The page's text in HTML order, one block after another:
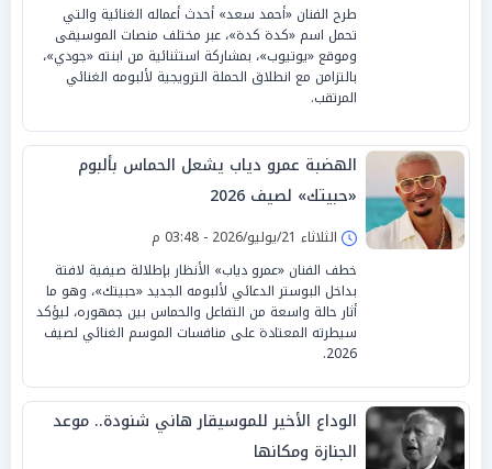
طرح الفنان «أحمد سعد» أحدث أعماله الغنائية والتي
تحمل اسم «كدة كدة»، عبر مختلف منصات الموسيقى
وموقع «يوتيوب»، بمشاركة استثنائية من ابنته «جودي»،
بالتزامن مع انطلاق الحملة الترويجية لألبومه الغنائي
المرتقب.
الهضبة عمرو دياب يشعل الحماس بألبوم
«حبيتك» لصيف 2026
الثلاثاء 21/يوليو/2026 - 03:48 م
خطف الفنان «عمرو دياب» الأنظار بإطلالة صيفية لافتة
بداخل البوستر الدعائي لألبومه الجديد «حبيتك»، وهو ما
أثار حالة واسعة من التفاعل والحماس بين جمهوره، ليؤكد
سيطرته المعتادة على منافسات الموسم الغنائي لصيف
2026.
الوداع الأخير للموسيقار هاني شنودة.. موعد
الجنازة ومكانها